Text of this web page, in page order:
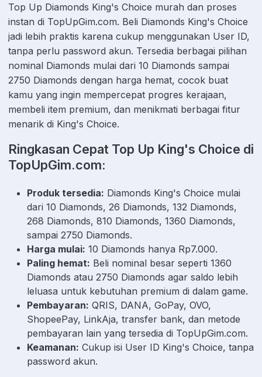
Top Up Diamonds King's Choice murah dan proses
instan di TopUpGim.com. Beli Diamonds King's Choice
jadi lebih praktis karena cukup menggunakan User ID,
tanpa perlu password akun. Tersedia berbagai pilihan
nominal Diamonds mulai dari 10 Diamonds sampai
2750 Diamonds dengan harga hemat, cocok buat
kamu yang ingin mempercepat progres kerajaan,
membeli item premium, dan menikmati berbagai fitur
menarik di King's Choice.
Ringkasan Cepat Top Up King's Choice di
TopUpGim.com:
Produk tersedia: Diamonds King's Choice mulai
dari 10 Diamonds, 26 Diamonds, 132 Diamonds,
268 Diamonds, 810 Diamonds, 1360 Diamonds,
sampai 2750 Diamonds.
Harga mulai: 10 Diamonds hanya Rp7.000.
Paling hemat: Beli nominal besar seperti 1360
Diamonds atau 2750 Diamonds agar saldo lebih
leluasa untuk kebutuhan premium di dalam game.
Pembayaran: QRIS, DANA, GoPay, OVO,
ShopeePay, LinkAja, transfer bank, dan metode
pembayaran lain yang tersedia di TopUpGim.com.
Keamanan: Cukup isi User ID King's Choice, tanpa
password akun.